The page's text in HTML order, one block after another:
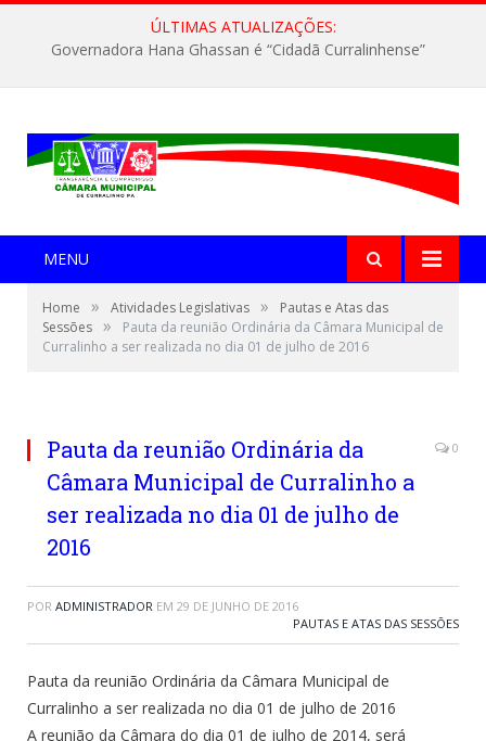
ÚLTIMAS ATUALIZAÇÕES:
Governadora Hana Ghassan é “Cidadã Curralinhense”
MENU
Home » Atividades Legislativas »
Pautas e Atas das
Sessões »
Pauta da reunião Ordinária da Câmara Municipal de
Curralinho a ser realizada no dia 01 de julho de 2016
Pauta da reunião Ordinária da
Câmara Municipal de Curralinho a
ser realizada no dia 01 de julho de
2016
0
POR ADMINISTRADOR EM 29 DE JUNHO DE 2016
PAUTAS E ATAS DAS SESSÕES
Pauta da reunião Ordinária da Câmara Municipal de
Curralinho a ser realizada no dia 01 de julho de 2016
A reunião da Câmara do dia 01 de julho de 2014, será